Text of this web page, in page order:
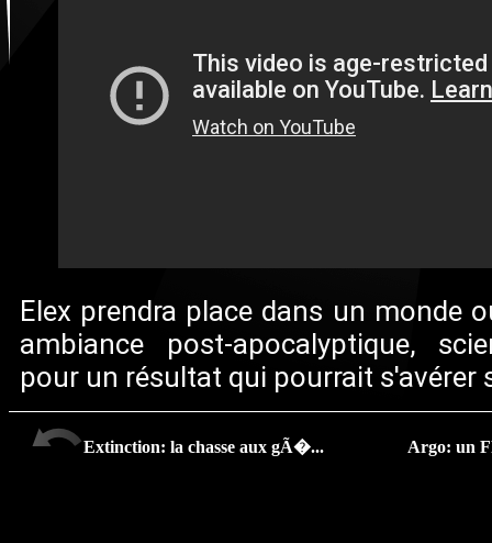
Elex prendra place dans un monde
ambiance post-apocalyptique,
pour un résultat qui pourrait s'avérer
Extinction: la chasse aux gÃ�... Argo: un